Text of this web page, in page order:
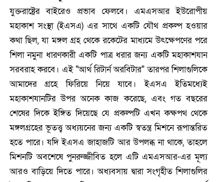
যুক্তরাষ্ট্রের বাইরেও প্রভাব ফেলবে। এমএসআর ইউরোপীয়
মহাকাশ সংস্থা (ইএসএ) এর সাথে একটি যৌথ প্রকল্প হওয়ার
কথা ছিল, যা মঙ্গল গ্রহ থেকে রকেটের মাধ্যমে উৎক্ষেপণের পরে
শিলা নমুনা ধারণকারী একটি পাত্র ধরার জন্য একটি মহাকাশযান
সরবরাহ করবে। এই "আর্থ রিটার্ন অরবিটার" তারপর শিলাগুলিকে
আমাদের গ্রহে ফিরিয়ে নিয়ে যাবে। ইএসএ ইতিমধ্যেই
মহাকাশযানটির উপর অনেক কাজ করেছে, এবং গত বছরের
শেষের দিকে ইঙ্গিত দিয়েছে যে প্রকল্পটি এখন কক্ষপথ থেকে
মঙ্গলগ্রহের ভূতত্ত্ব অধ্যয়নের জন্য একটি স্বতন্ত্র মিশনে রূপান্তরিত
হতে পারে। যদি ইএসএ জাহাজটি আর উপলব্ধ না থাকে, তাহলে
মিশনটি অবশেষে পুনরুজ্জীবিত হলে এটি এমএসআর-এর মূল্য
আরও বাড়িয়ে দিতে পারে। অধ্যবসায় দ্বারা সংগৃহীত শিলাগুলির